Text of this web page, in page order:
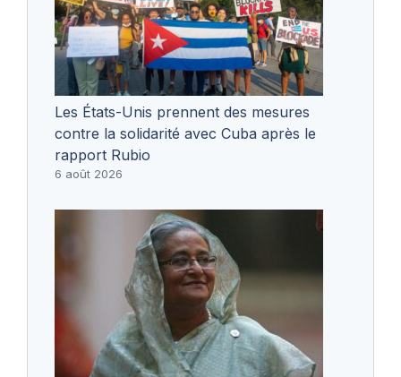
Les États-Unis prennent des mesures
contre la solidarité avec Cuba après le
rapport Rubio
6 août 2026